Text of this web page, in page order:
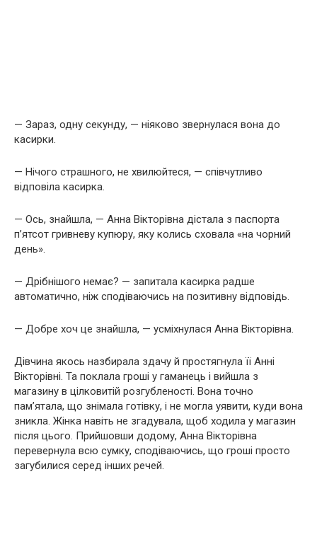
— Зараз, одну секунду, — ніяково звернулася вона до
касирки.
— Нічого страшного, не хвилюйтеся, — співчутливо
відповіла касирка.
— Ось, знайшла, — Анна Вікторівна дістала з паспорта
п’ятсот гривневу купюру, яку колись сховала «на чорний
день».
— Дрібнішого немає? — запитала касирка радше
автоматично, ніж сподіваючись на позитивну відповідь.
— Добре хоч це знайшла, — усміхнулася Анна Вікторівна.
Дівчина якось назбирала здачу й простягнула її Анні
Вікторівні. Та поклала гроші у гаманець і вийшла з
магазину в цілковитій розгубленості. Вона точно
пам’ятала, що знімала готівку, і не могла уявити, куди вона
зникла. Жінка навіть не згадувала, щоб ходила у магазин
після цього. Прийшовши додому, Анна Вікторівна
перевернула всю сумку, сподіваючись, що гроші просто
загубилися серед інших речей.